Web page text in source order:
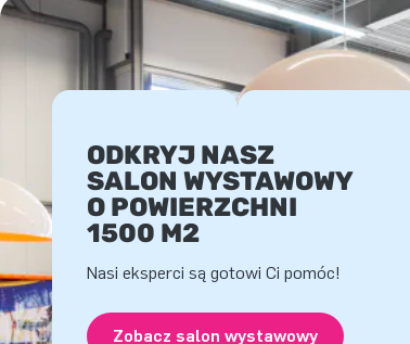
ODKRYJ NASZ
SALON WYSTAWOWY
O POWIERZCHNI
1500 M2
Nasi eksperci są gotowi Ci pomóc!
Zobacz salon wystawowy